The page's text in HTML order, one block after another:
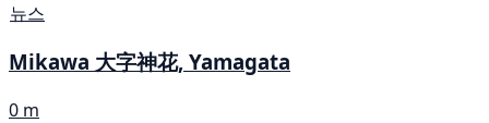
뉴스
Mikawa 大字神花, Yamagata
0 m